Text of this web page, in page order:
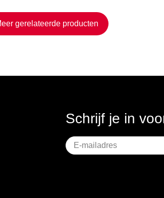
gerelateerde producten
Schrijf je in
Geen
titel